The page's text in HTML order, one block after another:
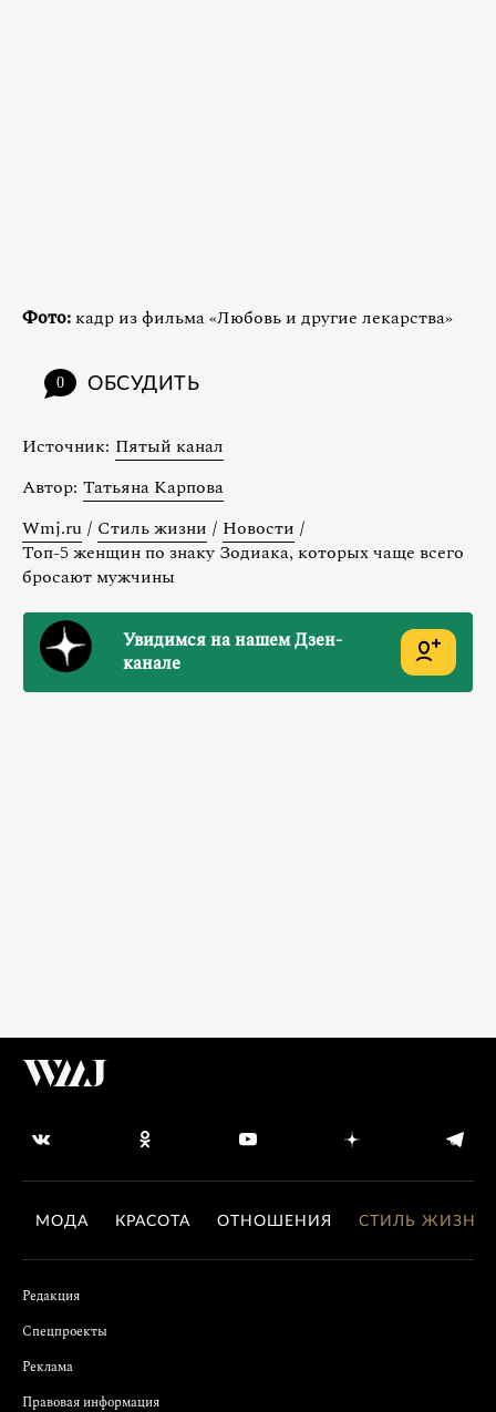
Фото: кадр из фильма «Любовь и другие лекарства»
0 ОБСУДИТЬ
Источник: Пятый канал
Автор: Татьяна Карпова
Wmj.ru / Стиль жизни / Новости /
Топ-5 женщин по знаку Зодиака, которых чаще всего
бросают мужчины
Увидимся на нашем Дзен-
канале
МОДА КРАСОТА ОТНОШЕНИЯ СТИЛЬ ЖИЗНИ
Редакция
Спецпроекты
Реклама
Правовая информация